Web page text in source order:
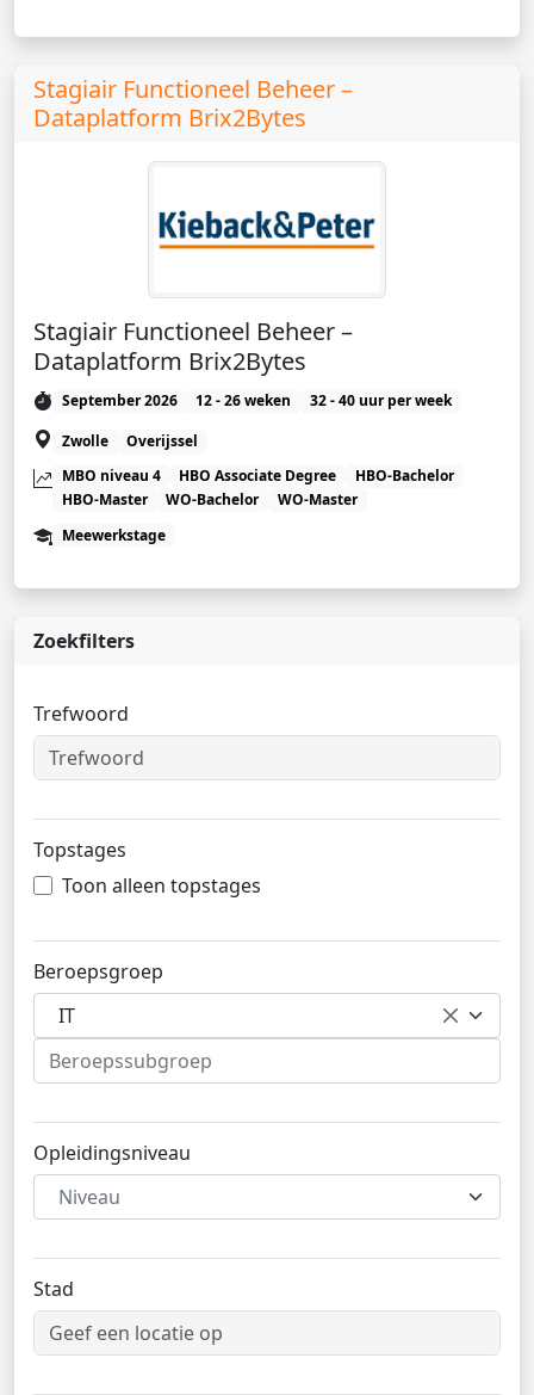
Zoekfilters
Trefwoord
Topstages
Toon alleen topstages
Beroepsgroep
IT
Opleidingsniveau
Niveau
Stad
Stagiair Functioneel Beheer –
Dataplatform Brix2Bytes
Stagiair Functioneel Beheer –
Dataplatform Brix2Bytes
September 2026 12 - 26 weken
32 - 40 uur per week
Zwolle
Overijssel
MBO niveau 4
HBO Associate Degree
HBO-Bachelor
HBO-Master
WO-Bachelor
WO-Master
Meewerkstage